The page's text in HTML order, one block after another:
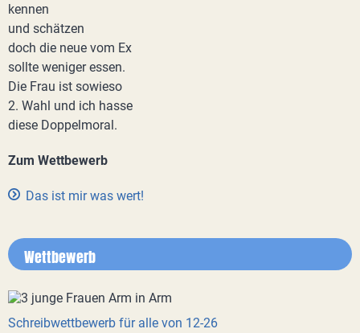
kennen
und schätzen
doch die neue vom Ex
sollte weniger essen.
Die Frau ist sowieso
2. Wahl und ich hasse
diese Doppelmoral.
Zum Wettbewerb
Das ist mir was wert!
Wettbewerb
Schreibwettbewerb für alle von 12-26